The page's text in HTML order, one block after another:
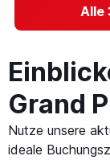
Alle
Grand
Nutze unsere
ideale